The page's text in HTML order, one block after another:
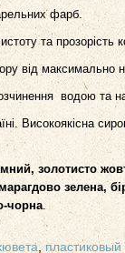
фарб.
та прозорість
від максимально
водою та
Високоякісна
золотисто
зелена,
чорна
,